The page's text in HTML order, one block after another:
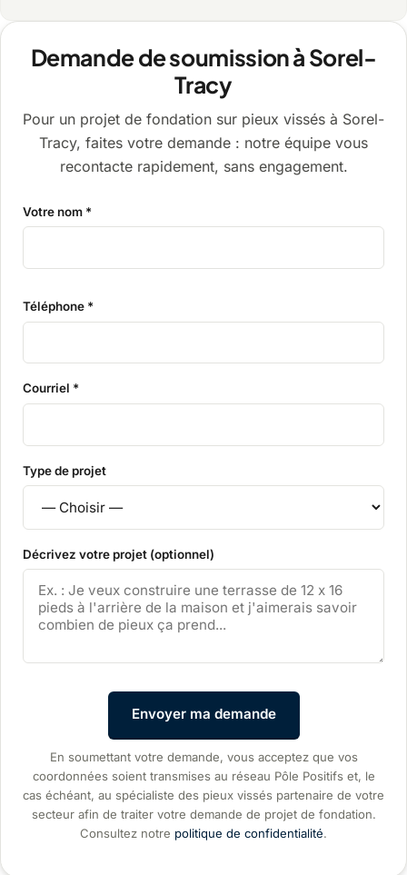
Demande de soumission à Sorel-
Tracy
Pour un projet de fondation sur pieux vissés à Sorel-
Tracy, faites votre demande : notre équipe vous
recontacte rapidement, sans engagement.
Votre nom *
Téléphone *
Courriel *
Type de projet
Décrivez votre projet (optionnel)
Envoyer ma demande
En soumettant votre demande, vous acceptez que vos
coordonnées soient transmises au réseau Pôle Positifs et, le
cas échéant, au spécialiste des pieux vissés partenaire de votre
secteur afin de traiter votre demande de projet de fondation.
Consultez notre politique de confidentialité.